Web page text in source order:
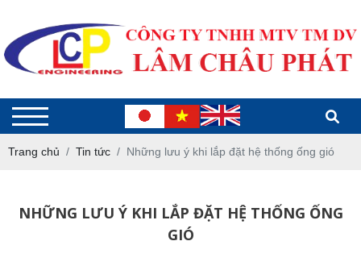
Trang chủ Tin tức Những lưu ý khi lắp đặt hệ thống ống gió
NHỮNG LƯU Ý KHI LẮP ĐẶT HỆ THỐNG ỐNG
GIÓ